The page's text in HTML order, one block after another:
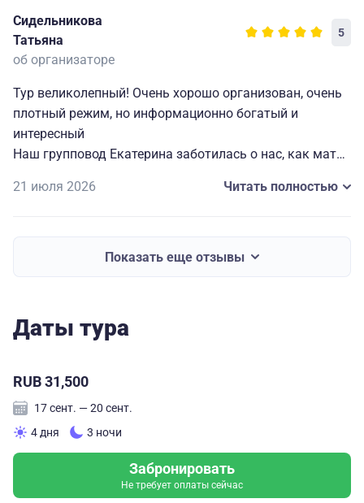
Сидельникова
Татьяна
5
об организаторе
Тур великолепный! Очень хорошо организован, очень
плотный режим, но информационно богатый и
интересный
Наш групповод Екатерина заботилась о нас, как мать
Города, которые посмотрели - это наш русский рай
21 июля 2026 Читать полностью
Показать еще отзывы
Даты тура
RUB 31,500
17 сент. — 20 сент.
4 дня
3 ночи
Забронировать
Не требует оплаты сейчас